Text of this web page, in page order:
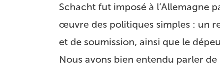
Schacht fut imposé à l’Allemagne
œuvre des politiques simples : un
et de soumission, ainsi que le
Nous avons bien entendu parler